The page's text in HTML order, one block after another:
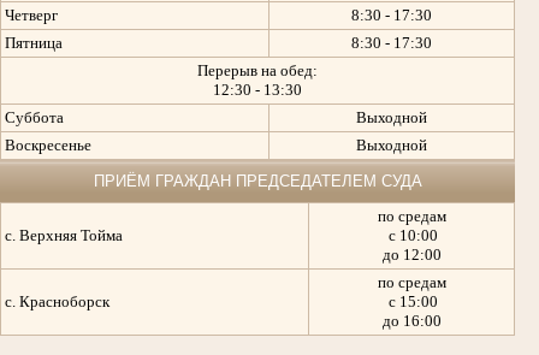
Четверг
8:30 - 17:30
Пятница
8:30 - 17:30
Перерыв на обед:
12:30 - 13:30
Суббота
Выходной
Воскресенье
Выходной
ПРИЁМ ГРАЖДАН ПРЕДСЕДАТЕЛЕМ СУДА
с. Верхняя Тойма
по средам
с 10:00
до 12:00
с. Красноборск
по средам
с 15:00
до 16:00